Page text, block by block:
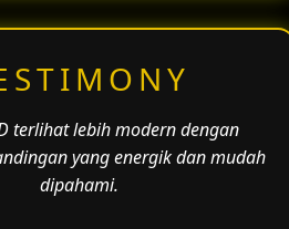
terlihat lebih modern dengan
yang energik dan mudah
dipahami.